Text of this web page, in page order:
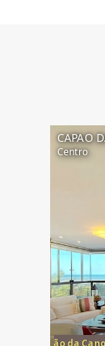
CAPAO
Centro
mar Capão da